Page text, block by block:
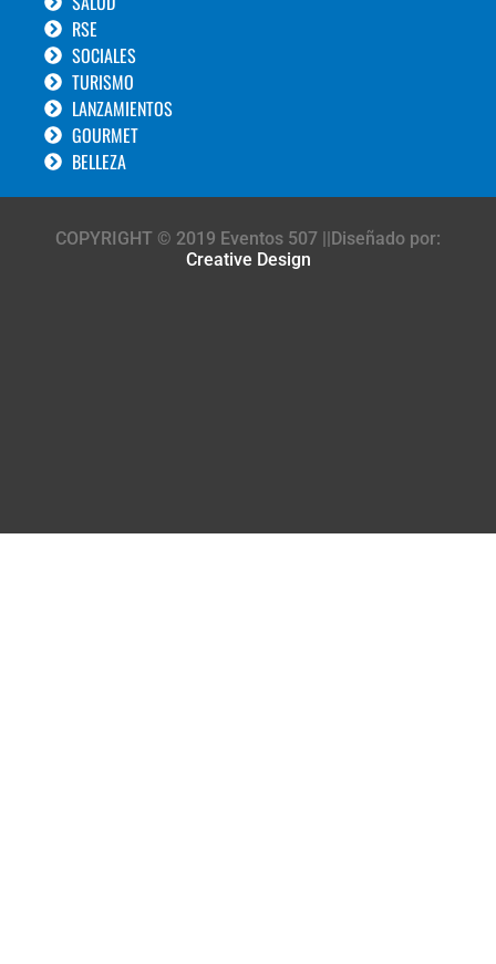
RSE
SOCIALES
TURISMO
LANZAMIENTOS
GOURMET
BELLEZA
COPYRIGHT © 2019 Eventos 507 ||Diseñado por:
Creative Design